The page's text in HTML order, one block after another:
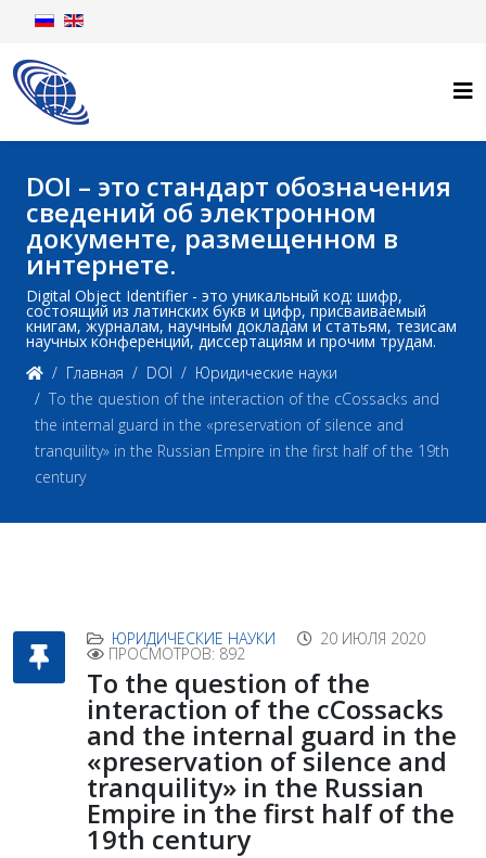
DOI – это стандарт обозначения
сведений об электронном
документе, размещенном в
интернете.
Digital Object Identifier - это уникальный код: шифр,
состоящий из латинских букв и цифр, присваиваемый
книгам, журналам, научным докладам и статьям, тезисам
научных конференций, диссертациям и прочим трудам.
Главная
DOI
Юридические науки
To the question of the interaction of the сCossacks and
the internal guard in the «preservation of silence and
tranquility» in the Russian Empire in the first half of the 19th
century
ЮРИДИЧЕСКИЕ НАУКИ 20 ИЮЛЯ 2020
ПРОСМОТРОВ: 892
To the question of the
interaction of the сCossacks
and the internal guard in the
«preservation of silence and
tranquility» in the Russian
Empire in the first half of the
19th century